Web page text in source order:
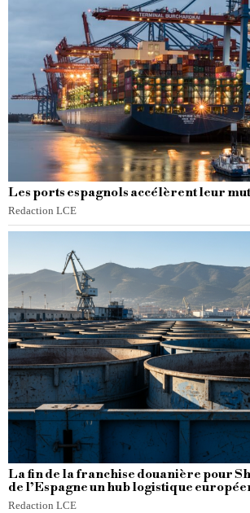
Les ports espagnols accélèrent leur
Redaction LCE
La fin de la franchise douanière pour
de l’Espagne un hub logistique
Redaction LCE